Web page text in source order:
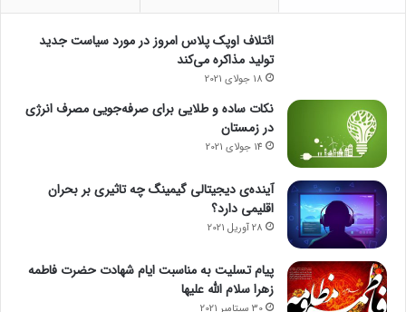
ائتلاف اوپک پلاس امروز در مورد سیاست جدید
تولید مذاکره می‌کند
18 جولای 2021
نکات ساده و طلایی برای صرفه‌جویی مصرف انرژی
در زمستان
14 جولای 2021
آینده‌ی دیجیتالی گیمینگ چه تاثیری بر بحران
اقلیمی دارد؟
28 آوریل 2021
پیام تسلیت به مناسبت ایام شهادت حضرت فاطمه
زهرا سلام الله علیها
30 سپتامبر 2021